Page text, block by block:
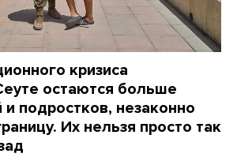
кризиса
остаются больше
подростков, незаконно
Их нельзя просто так